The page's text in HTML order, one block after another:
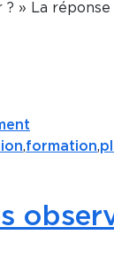
? » La
,formation,